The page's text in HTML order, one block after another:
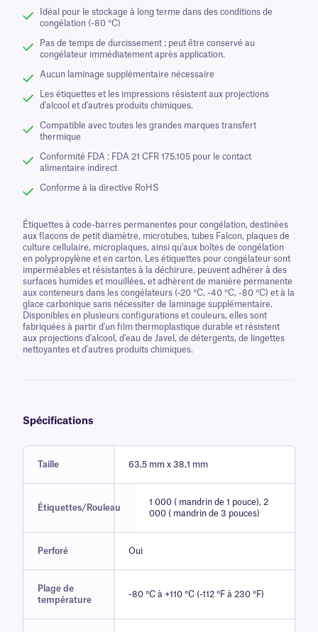
Idéal pour le stockage à long terme dans des conditions de
congélation (-80 °C)
Pas de temps de durcissement ; peut être conservé au
congélateur immédiatement après application.
Aucun laminage supplémentaire nécessaire
Les étiquettes et les impressions résistent aux projections
d'alcool et d'autres produits chimiques.
Compatible avec toutes les grandes marques transfert
thermique
Conformité FDA : FDA 21 CFR 175.105 pour le contact
alimentaire indirect
Conforme à la directive RoHS
Étiquettes à code-barres permanentes pour congélation, destinées
aux flacons de petit diamètre, microtubes, tubes Falcon, plaques de
culture cellulaire, microplaques, ainsi qu'aux boîtes de congélation
en polypropylène et en carton. Les étiquettes pour congélateur sont
imperméables et résistantes à la déchirure, peuvent adhérer à des
surfaces humides et mouillées, et adhèrent de manière permanente
aux conteneurs dans les congélateurs (-20 °C, -40 °C, -80 °C) et à la
glace carbonique sans nécessiter de laminage supplémentaire.
Disponibles en plusieurs configurations et couleurs, elles sont
fabriquées à partir d'un film thermoplastique durable et résistent
aux projections d'alcool, d'eau de Javel, de détergents, de lingettes
nettoyantes et d'autres produits chimiques.
Spécifications
Taille 63,5 mm x 38,1 mm
Étiquettes/Rouleau
1 000 ( mandrin de 1 pouce), 2
000 ( mandrin de 3 pouces)
Perforé Oui
Plage de
température
-80 °C à +110 °C (-112 °F à 230 °F)